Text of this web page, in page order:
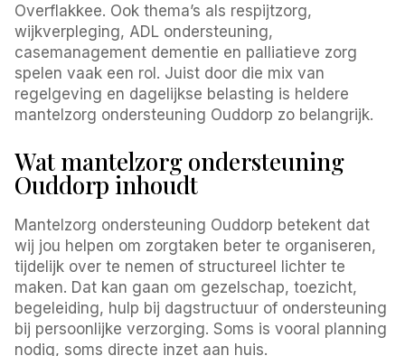
Overflakkee. Ook thema’s als respijtzorg,
wijkverpleging, ADL ondersteuning,
casemanagement dementie en palliatieve zorg
spelen vaak een rol. Juist door die mix van
regelgeving en dagelijkse belasting is heldere
mantelzorg ondersteuning Ouddorp zo belangrijk.
Wat mantelzorg ondersteuning
Ouddorp inhoudt
Mantelzorg ondersteuning Ouddorp betekent dat
wij jou helpen om zorgtaken beter te organiseren,
tijdelijk over te nemen of structureel lichter te
maken. Dat kan gaan om gezelschap, toezicht,
begeleiding, hulp bij dagstructuur of ondersteuning
bij persoonlijke verzorging. Soms is vooral planning
nodig, soms directe inzet aan huis.